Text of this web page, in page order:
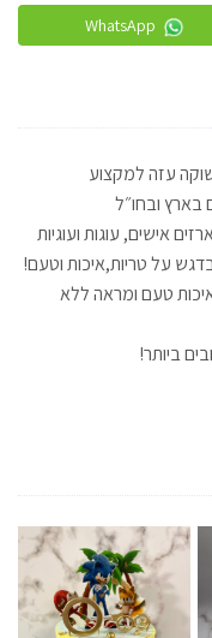
עזה למקצוע
בארץ ובחו״ל
אישים, עוגות ועוגיות
על טריות,איכות וטעם!
טעם ומראה ללא
ביותר!